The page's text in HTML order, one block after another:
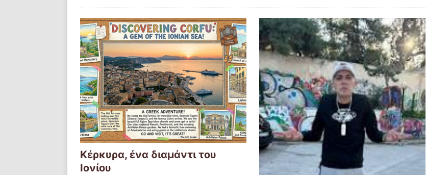
Κέρκυρα, ένα διαμάντι του
Ιονίου